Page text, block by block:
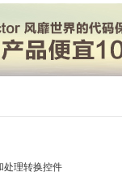
处理转换控件